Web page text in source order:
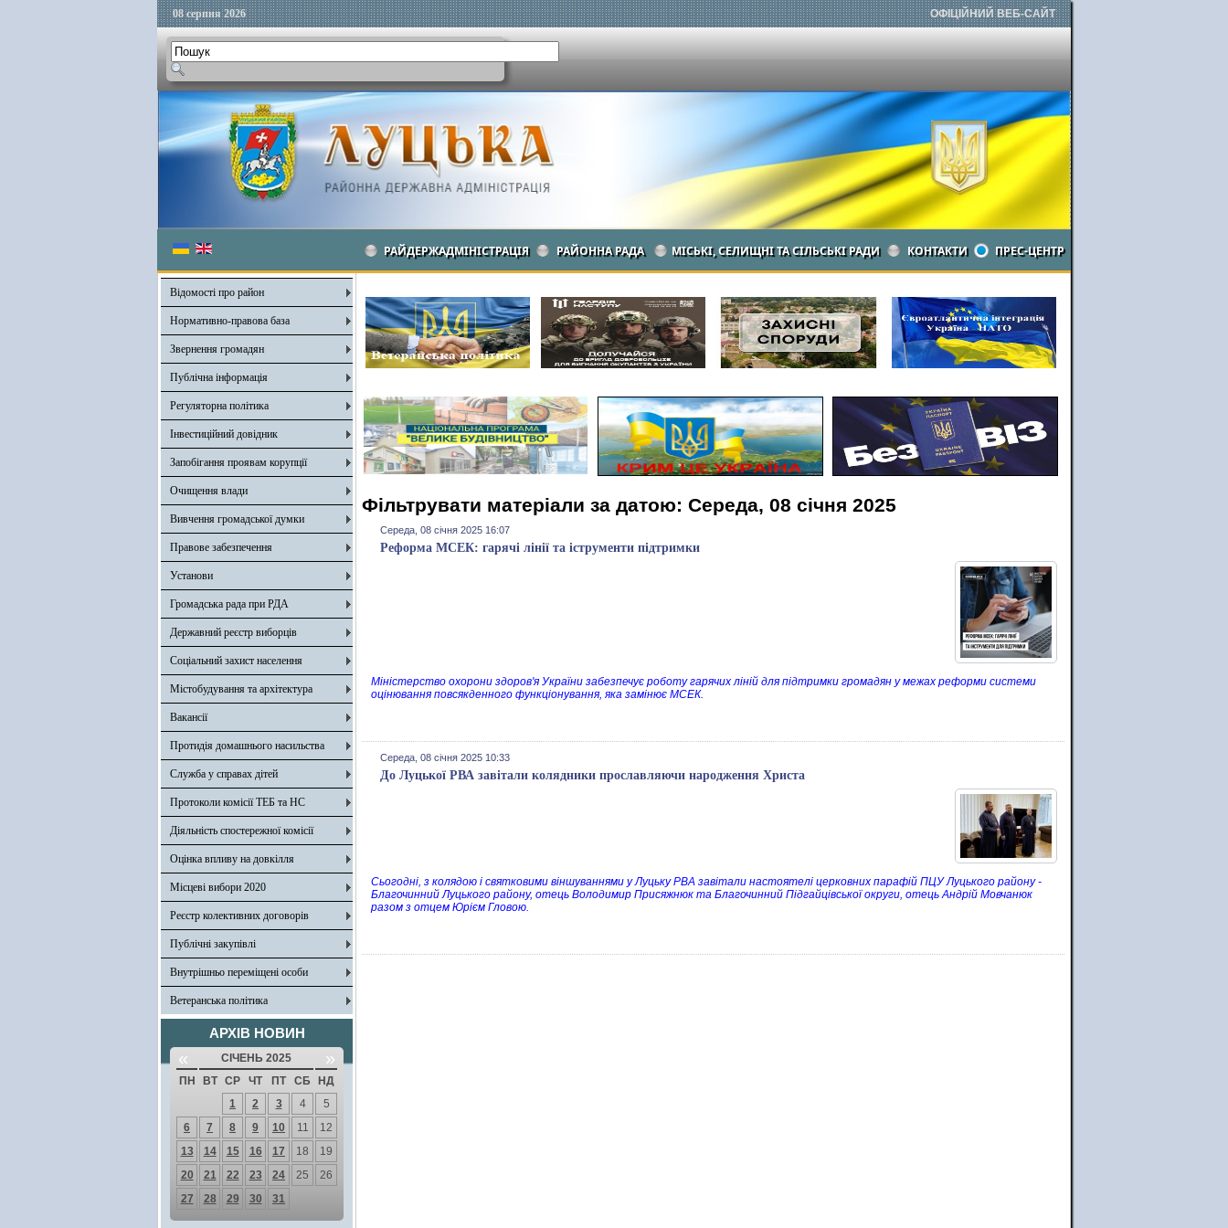
08 серпня 2026 ОФІЦІЙНИЙ ВЕБ-САЙТ
РАЙДЕРЖАДМІНІСТРАЦІЯ РАЙОННА РАДА МІСЬКІ, СЕЛИЩНІ ТА СІЛЬСЬКІ РАДИ КОНТАКТИ ПРЕС-ЦЕНТР
Відомості про район
Нормативно-правова база
Звернення громадян
Публічна інформація
Регуляторна політика
Інвестиційний довідник
Запобігання проявам корупції
Очищення влади
Вивчення громадської думки
Правове забезпечення
Установи
Громадська рада при РДА
Державний реєстр виборців
Соціальний захист населення
Містобудування та архітектура
Вакансії
Протидія домашнього насильства
Служба у справах дітей
Протоколи комісії ТЕБ та НС
Діяльність спостережної комісії
Оцінка впливу на довкілля
Місцеві вибори 2020
Реєстр колективних договорів
Публічні закупівлі
Внутрішньо переміщені особи
Ветеранська політика
АРХІВ НОВИН
« СІЧЕНЬ 2025 »
ПН ВТ СР ЧТ ПТ СБ
НД
1
2 3 4
5
6
7 8 9 10 11
12
13
14 15 16 17 18
19
20
21 22 23 24 25
26
27
28 29 30 31
Фільтрувати матеріали за датою: Середа, 08 січня 2025
Середа, 08 січня 2025 16:07
Реформа МСЕК: гарячі лінії та іструменти підтримки
Міністерство охорони здоров'я України забезпечує роботу гарячих ліній для підтримки громадян у межах реформи системи
оцінювання повсякденного функціонування, яка замінює МСЕК.
Середа, 08 січня 2025 10:33
До Луцької РВА завітали колядники прославляючи народження Христа
Сьогодні, з колядою і святковими віншуваннями у Луцьку РВА завітали настоятелі церковних парафій ПЦУ Луцького району -
Благочинний Луцького району, отець Володимир Присяжнюк та Благочинний Підгайцівської округи, отець Андрій Мовчанюк
разом з отцем Юрієм Гловою.